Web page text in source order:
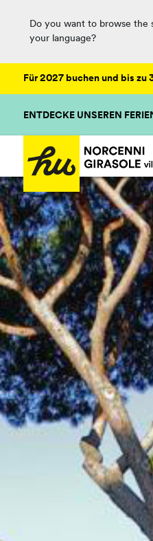
Do you want to browse the
your language?
Für 2027 buchen und bis zu
ENTDECKE UNSEREN